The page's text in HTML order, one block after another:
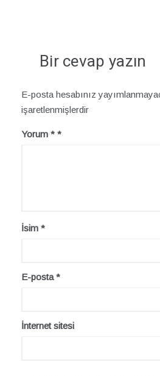
Bir cevap yazın
E-posta hesabınız
işaretlenmişlerdir
Yorum *
İsim *
E-posta*
İnternet sitesi